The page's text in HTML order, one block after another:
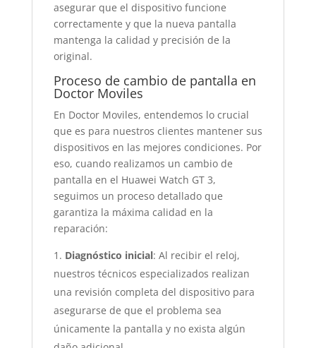
asegurar que el dispositivo funcione
correctamente y que la nueva pantalla
mantenga la calidad y precisión de la
original.
Proceso de cambio de pantalla en
Doctor Moviles
En Doctor Moviles, entendemos lo crucial
que es para nuestros clientes mantener sus
dispositivos en las mejores condiciones. Por
eso, cuando realizamos un cambio de
pantalla en el Huawei Watch GT 3,
seguimos un proceso detallado que
garantiza la máxima calidad en la
reparación:
Diagnóstico inicial: Al recibir el reloj,
nuestros técnicos especializados realizan
una revisión completa del dispositivo para
asegurarse de que el problema sea
únicamente la pantalla y no exista algún